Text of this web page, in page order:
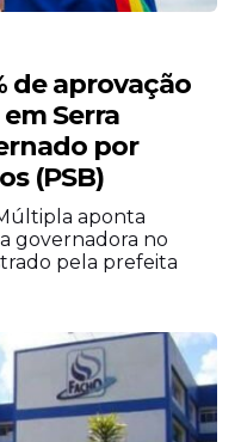
de
e dos eleitores e,
de
é
do
Eleitoral
ou ao eleitor o
disso, cabe
de aprovação
Serra
por
(PSB)
aponta
governadora no
pela prefeita